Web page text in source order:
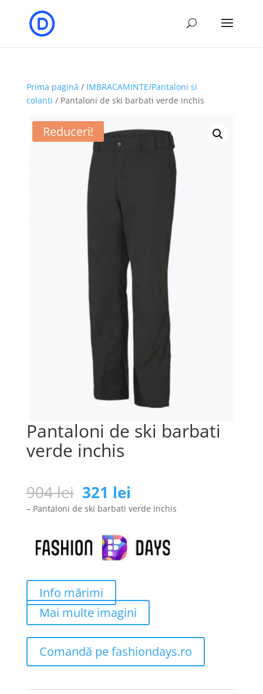
Prima pagină / IMBRACAMINTE/Pantaloni si
colanti / Pantaloni de ski barbati verde inchis
Reduceri!
Pantaloni de ski barbati
verde inchis
904lei Prețul
inițial
a
fost:
904 lei.
321 lei
curent
este:
– Pantaloni de ski barbati verde inchis
Info mărimi
Mai multe imagini
Comandă pe fashiondays.ro